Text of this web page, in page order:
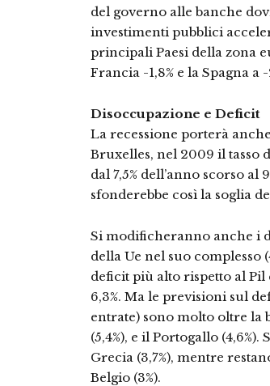
del governo alle banche
investimenti pubblici
principali Paesi della zona
Francia -1,8% e la Spagna a -
Disoccupazione e Deficit
La recessione porterà
Bruxelles, nel 2009 il tasso
dal 7,5% dell’anno scorso al
sfonderebbe così la soglia
Si modificheranno anche i
della Ue nel suo complesso
deficit più alto rispetto al Pil
6,3%. Ma le previsioni sul
entrate) sono molto oltre la
(5,4%), e il Portogallo
Grecia (3,7%), mentre
Belgio (3%).